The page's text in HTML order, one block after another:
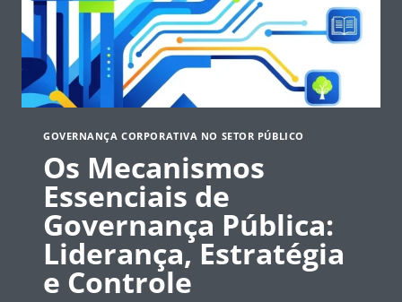
GOVERNANÇA CORPORATIVA NO SETOR PÚBLICO
Os Mecanismos
Essenciais de
Governança Pública:
Liderança, Estratégia
e Controle